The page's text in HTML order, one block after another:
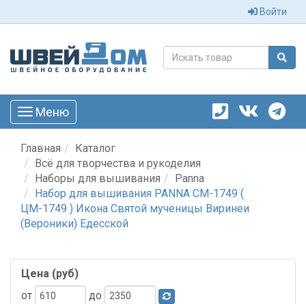
Войти
Toggle
navigation
Меню
Главная
Каталог
Всё для творчества и рукоделия
Наборы для вышивания
Panna
Набор для вышивания PANNA CM-1749 (
ЦМ-1749 ) Икона Святой мученицы Виринеи
(Вероники) Едесской
Цена (руб)
от
до